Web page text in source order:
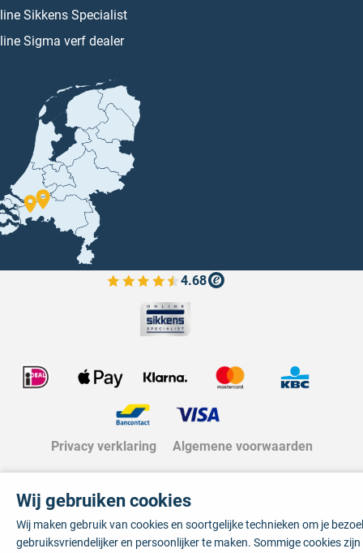
Sikkens Specialist
Sigma verf dealer
4.68
Bekijk de verfplaza beoordelingen
Privacy verklaring Algemene voorwaarden
Wij gebruiken cookies
Wij maken gebruik van cookies en soortgelijke technieken om je
gebruiksvriendelijker en persoonlijker te maken. Sommige cookies